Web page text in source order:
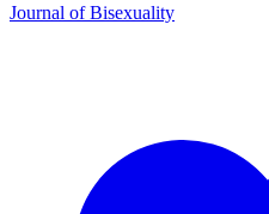
Journal of Bisexuality